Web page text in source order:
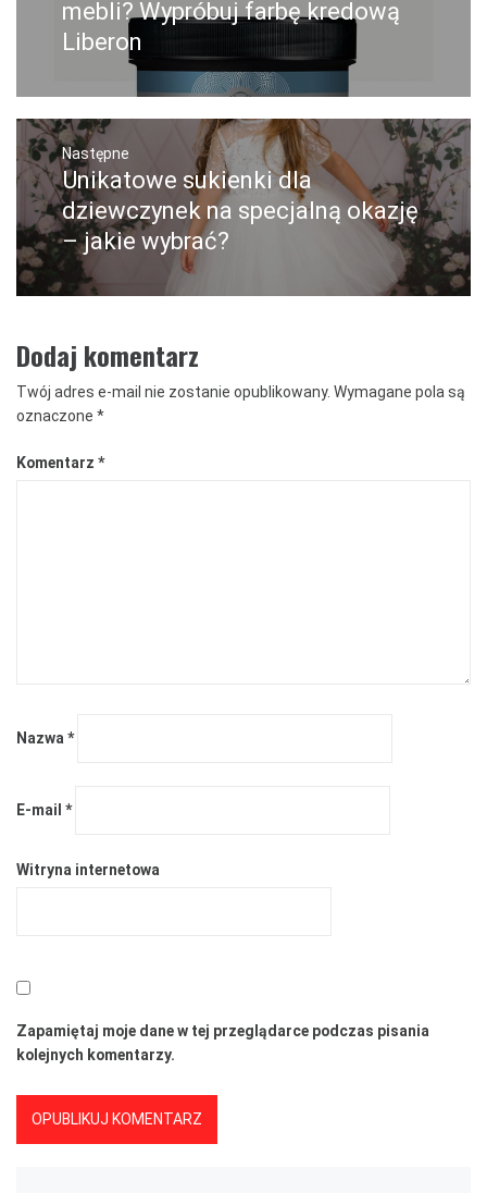
mebli? Wypróbuj farbę kredową
Liberon
Następne
Następny
post:
Unikatowe sukienki dla
dziewczynek na specjalną okazję
– jakie wybrać?
Dodaj komentarz
Twój adres e-mail nie zostanie opublikowany. Wymagane pola są
oznaczone *
Komentarz *
Nazwa *
E-mail *
Witryna internetowa
Zapamiętaj moje dane w tej przeglądarce podczas pisania
kolejnych komentarzy.